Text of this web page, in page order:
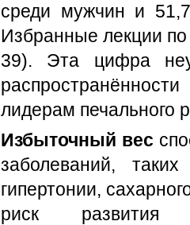
среди мужчин и
Избранные лекции
39). Эта цифра
лидерам печального
Избыточный вес
заболеваний,
гипертонии,
риск развития